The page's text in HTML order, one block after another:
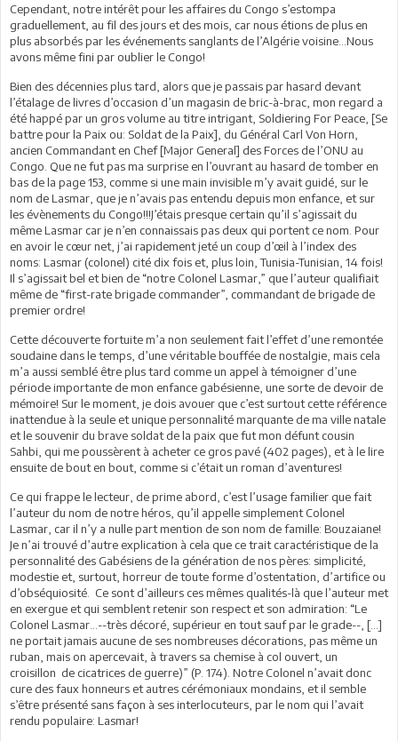
Cependant, notre intérêt pour les affaires du Congo s’estompa
graduellement, au fil des jours et des mois, car nous étions de plus en
plus absorbés par les événements sanglants de l’Algérie voisine…Nous
avons même fini par oublier le Congo!
Bien des décennies plus tard, alors que je passais par hasard devant
l’étalage de livres d’occasion d’un magasin de bric-à-brac, mon regard a
été happé par un gros volume au titre intrigant, Soldiering For Peace, [Se
battre pour la Paix ou: Soldat de la Paix], du Général Carl Von Horn,
ancien Commandant en Chef [Major General] des Forces de l’ONU au
Congo. Que ne fut pas ma surprise en l’ouvrant au hasard de tomber en
bas de la page 153, comme si une main invisible m’y avait guidé, sur le
nom de Lasmar, que je n’avais pas entendu depuis mon enfance, et sur
les évènements du Congo!!!J’étais presque certain qu’il s’agissait du
même Lasmar car je n’en connaissais pas deux qui portent ce nom. Pour
en avoir le cœur net, j’ai rapidement jeté un coup d’œil à l’index des
noms: Lasmar (colonel) cité dix fois et, plus loin, Tunisia-Tunisian, 14 fois!
Il s’agissait bel et bien de “notre Colonel Lasmar,” que l’auteur qualifiait
même de “first-rate brigade commander”, commandant de brigade de
premier ordre!
Cette découverte fortuite m’a non seulement fait l’effet d’une remontée
soudaine dans le temps, d’une véritable bouffée de nostalgie, mais cela
m’a aussi semblé être plus tard comme un appel à témoigner d’une
période importante de mon enfance gabésienne, une sorte de devoir de
mémoire! Sur le moment, je dois avouer que c’est surtout cette référence
inattendue à la seule et unique personnalité marquante de ma ville natale
et le souvenir du brave soldat de la paix que fut mon défunt cousin
Sahbi, qui me poussèrent à acheter ce gros pavé (402 pages), et à le lire
ensuite de bout en bout, comme si c’était un roman d’aventures!
Ce qui frappe le lecteur, de prime abord, c’est l’usage familier que fait
l’auteur du nom de notre héros, qu’il appelle simplement Colonel
Lasmar, car il n’y a nulle part mention de son nom de famille: Bouzaiane!
Je n’ai trouvé d’autre explication à cela que ce trait caractéristique de la
personnalité des Gabésiens de la génération de nos pères: simplicité,
modestie et, surtout, horreur de toute forme d’ostentation, d’artifice ou
d’obséquiosité. Ce sont d’ailleurs ces mêmes qualités-là que l’auteur met
en exergue et qui semblent retenir son respect et son admiration: “Le
Colonel Lasmar…--très décoré, supérieur en tout sauf par le grade--, […]
ne portait jamais aucune de ses nombreuses décorations, pas même un
ruban, mais on apercevait, à travers sa chemise à col ouvert, un
croisillon de cicatrices de guerre)” (P. 174). Notre Colonel n’avait donc
cure des faux honneurs et autres cérémoniaux mondains, et il semble
s’être présenté sans façon à ses interlocuteurs, par le nom qui l’avait
rendu populaire: Lasmar!